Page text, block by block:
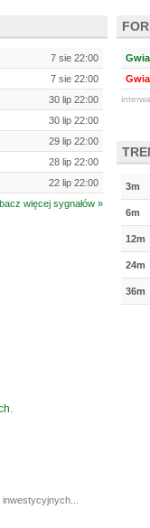
7 sie 22:00
7 sie 22:00
30 lip 22:00
30 lip 22:00
29 lip 22:00
28 lip 22:00
22 lip 22:00
więcej sygnałów »
3m
6m
12m
24m
36m
.